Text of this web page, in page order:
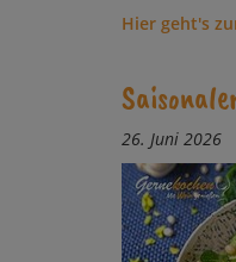
Hier geht's
26. Juni 2026